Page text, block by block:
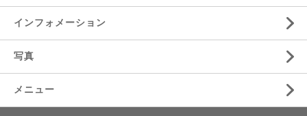
インフォメーション
写真
メニュー